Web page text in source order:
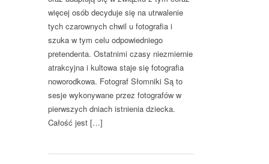
więcej osób decyduje się na utrwalenie
tych czarownych chwil u fotografia i
szuka w tym celu odpowiedniego
pretendenta. Ostatnimi czasy niezmiernie
atrakcyjna i kultowa staje się fotografia
noworodkowa. Fotograf Słomniki Są to
sesje wykonywane przez fotografów w
pierwszych dniach istnienia dziecka.
Całość jest […]